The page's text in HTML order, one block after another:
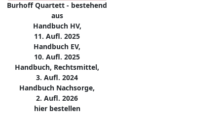
Burhoff Quartett - bestehend
aus
Handbuch HV,
11. Aufl. 2025
Handbuch EV,
10. Aufl. 2025
Handbuch, Rechtsmittel,
3. Aufl. 2024
Handbuch Nachsorge,
2. Aufl. 2026
hier bestellen